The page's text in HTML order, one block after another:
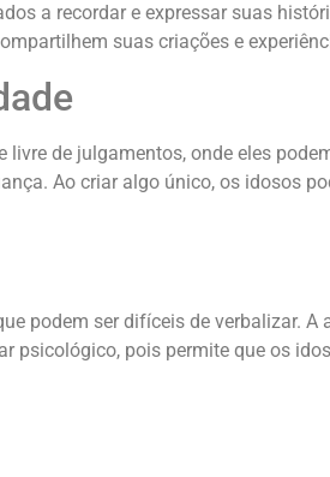
a recordar e expressar suas
suas criações e
de julgamentos, onde eles
Ao criar algo único, os idosos
podem ser difíceis de verbalizar.
psicológico, pois permite que os